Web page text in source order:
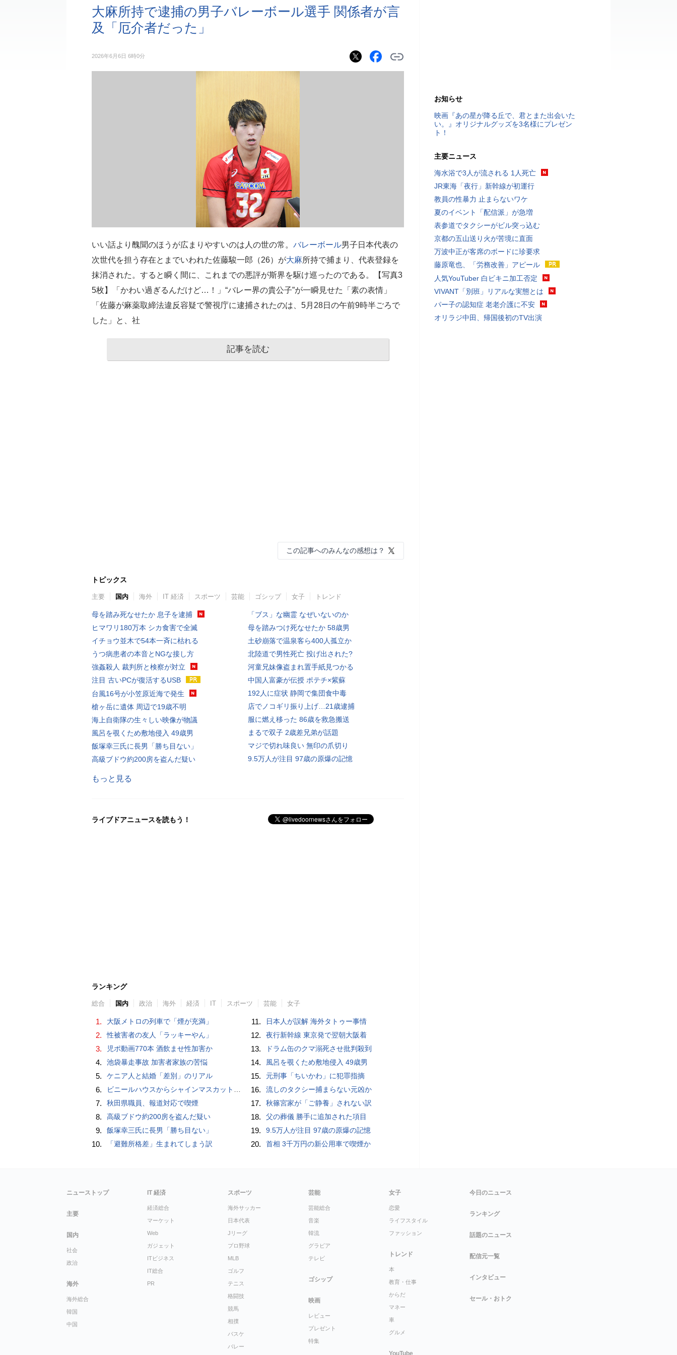
大麻所持で逮捕の男子バレーボール選手 関係者が言
及「厄介者だった」
2026年6月6日 6時0分
いい話より醜聞のほうが広まりやすいのは人の世の常。 バレーボール男子日本代表の
次世代を担う存在とまでいわれた佐藤駿一郎（26）が大麻所持で捕まり、代表登録を
抹消された。すると瞬く間に、これまでの悪評が斯界を駆け巡ったのである。【写真3
5枚】「かわい過ぎるんだけど…！」“バレー界の貴公子”が一瞬見せた「素の表情」
「佐藤が麻薬取締法違反容疑で警視庁に逮捕されたのは、5月28日の午前9時半ごろで
した」と、社
記事を読む
この記事へのみんなの感想は？
トピックス
主要 国内 海外 IT 経済 スポーツ 芸能 ゴシップ 女子 トレンド
母を踏み死なせたか 息子を逮捕
ヒマワリ180万本 シカ食害で全滅
イチョウ並木で54本一斉に枯れる
うつ病患者の本音とNGな接し方
強姦殺人 裁判所と検察が対立
注目 古いPCが復活するUSB
台風16号が小笠原近海で発生
槍ヶ岳に遺体 周辺で19歳不明
海上自衛隊の生々しい映像が物議
風呂を覗くため敷地侵入 49歳男
飯塚幸三氏に長男「勝ち目ない」
高級ブドウ約200房を盗んだ疑い
「ブス」な幽霊 なぜいないのか
母を踏みつけ死なせたか 58歳男
土砂崩落で温泉客ら400人孤立か
北陸道で男性死亡 投げ出された?
河童兄妹像盗まれ置手紙見つかる
中国人富豪が伝授 ポテチ×紫蘇
192人に症状 静岡で集団食中毒
店でノコギリ振り上げ…21歳逮捕
服に燃え移った 86歳を救急搬送
まるで双子 2歳差兄弟が話題
マジで切れ味良い 無印の爪切り
9.5万人が注目 97歳の原爆の記憶
もっと見る
ライブドアニュースを読もう！
ランキング
総合 国内 政治 海外 経済 IT スポーツ 芸能 女子
1. 大阪メトロの列車で「煙が充満」
2. 性被害者の友人「ラッキーやん」
3. 児ポ動画770本 酒飲ませ性加害か
4. 池袋暴走事故 加害者家族の苦悩
5. ケニア人と結婚「差別」のリアル
6. ビニールハウスからシャインマスカット約200房を盗んだ疑い ネットで販売か 無職の男（42）逮捕 岡山県警
7. 秋田県職員、報道対応で喫煙
8. 高級ブドウ約200房を盗んだ疑い
9. 飯塚幸三氏に長男「勝ち目ない」
10. 「避難所格差」生まれてしまう訳
11. 日本人が誤解 海外タトゥー事情
12. 夜行新幹線 東京発で翌朝大阪着
13. ドラム缶のクマ溺死させ批判殺到
14. 風呂を覗くため敷地侵入 49歳男
15. 元刑事「ちいかわ」に犯罪指摘
16. 流しのタクシー捕まらない元凶か
17. 秋篠宮家が「ご静養」されない訳
18. 父の葬儀 勝手に追加された項目
19. 9.5万人が注目 97歳の原爆の記憶
20. 首相 3千万円の新公用車で喫煙か
お知らせ
映画『あの星が降る丘で、君とまた出会いた
い。』オリジナルグッズを3名様にプレゼン
ト！
主要ニュース
海水浴で3人が流される 1人死亡
JR東海「夜行」新幹線が初運行
教員の性暴力 止まらないワケ
夏のイベント「配信派」が急増
表参道でタクシーがビル突っ込む
京都の五山送り火が苦境に直面
万波中正が客席のボードに珍要求
藤原竜也、「労務改善」アピール
人気YouTuber 白ビキニ加工否定
VIVANT「別班」リアルな実態とは
パー子の認知症 老老介護に不安
オリラジ中田、帰国後初のTV出演
ニューストップ
主要
国内
社会
政治
海外
海外総合
韓国
中国
IT 経済
経済総合
マーケット
Web
ガジェット
ITビジネス
IT総合
PR
スポーツ
海外サッカー
日本代表
Jリーグ
プロ野球
MLB
ゴルフ
テニス
格闘技
競馬
相撲
バスケ
バレー
芸能
芸能総合
音楽
韓流
グラビア
テレビ
ゴシップ
映画
レビュー
プレゼント
特集
女子
恋愛
ライフスタイル
ファッション
トレンド
本
教育・仕事
からだ
マネー
車
グルメ
YouTube
今日のニュース
ランキング
話題のニュース
配信元一覧
インタビュー
セール・おトク